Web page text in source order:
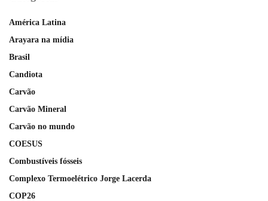
América Latina
Arayara na mídia
Brasil
Candiota
Carvão
Carvão Mineral
Carvão no mundo
COESUS
Combustíveis fósseis
Complexo Termoelétrico Jorge Lacerda
COP26